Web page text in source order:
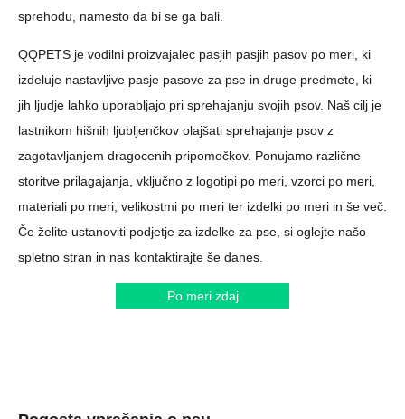
sprehodu, namesto da bi se ga bali.
QQPETS je vodilni proizvajalec pasjih pasjih pasov po meri, ki
izdeluje nastavljive pasje pasove za pse in druge predmete, ki
jih ljudje lahko uporabljajo pri sprehajanju svojih psov. Naš cilj je
lastnikom hišnih ljubljenčkov olajšati sprehajanje psov z
zagotavljanjem dragocenih pripomočkov. Ponujamo različne
storitve prilagajanja, vključno z logotipi po meri, vzorci po meri,
materiali po meri, velikostmi po meri ter izdelki po meri in še več.
Če želite ustanoviti podjetje za izdelke za pse, si oglejte našo
spletno stran in nas kontaktirajte še danes.
Po meri zdaj